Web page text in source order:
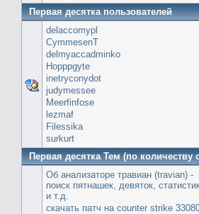
Первая десятка пользователей
delaccomypl
CymmesenT
delmyaccadminko
Hopppgyte
inetryconydot
judymessee
Meerfinfose
lezmaf
Filessika
surkurt
Первая десятка Тем (по количеству
Об анализаторе травиан (travian) -
поиск пятнашек, девяток,
и т.д.
скачать патч на сounter strike